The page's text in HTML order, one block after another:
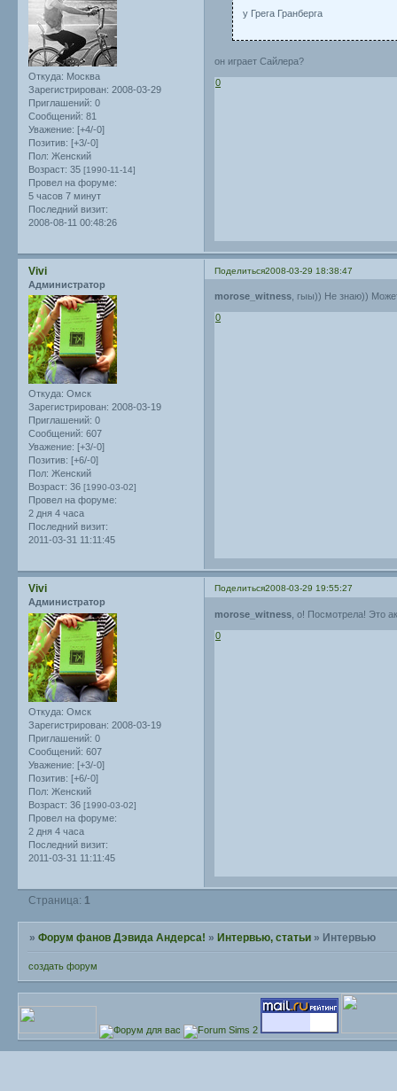
Откуда: Москва
Зарегистрирован: 2008-03-29
Приглашений: 0
Сообщений: 81
Уважение: [+4/-0]
Позитив: [+3/-0]
Пол: Женский
Возраст: 35 [1990-11-14]
Провел на форуме:
5 часов 7 минут
Последний визит:
2008-08-11 00:48:26
у Грега Гранберга
он играет Сайлера?
0
Поделиться2008-03-29 18:38:47
Vivi
Администратор
Откуда: Омск
Зарегистрирован: 2008-03-19
Приглашений: 0
Сообщений: 607
Уважение: [+3/-0]
Позитив: [+6/-0]
Пол: Женский
Возраст: 36 [1990-03-02]
Провел на форуме:
2 дня 4 часа
Последний визит:
2011-03-31 11:11:45
morose_witness , гыы)) Не знаю))
0
Поделиться2008-03-29 19:55:27
Vivi
Администратор
Откуда: Омск
Зарегистрирован: 2008-03-19
Приглашений: 0
Сообщений: 607
Уважение: [+3/-0]
Позитив: [+6/-0]
Пол: Женский
Возраст: 36 [1990-03-02]
Провел на форуме:
2 дня 4 часа
Последний визит:
2011-03-31 11:11:45
morose_witness , о! Посмотрела! Это
0
Страница: 1
»Форум фанов Дэвида Андерса! » Интервью, статьи » Интервью
создать форум